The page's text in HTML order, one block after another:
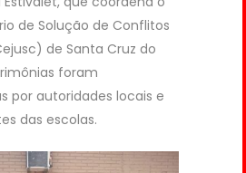
de Solução de Conflitos
de Santa Cruz do
foram
por autoridades locais e
das escolas.